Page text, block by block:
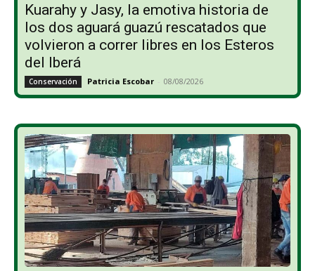
Kuarahy y Jasy, la emotiva historia de
los dos aguará guazú rescatados que
volvieron a correr libres en los Esteros
del Iberá
Conservación Patricia Escobar - 08/08/2026